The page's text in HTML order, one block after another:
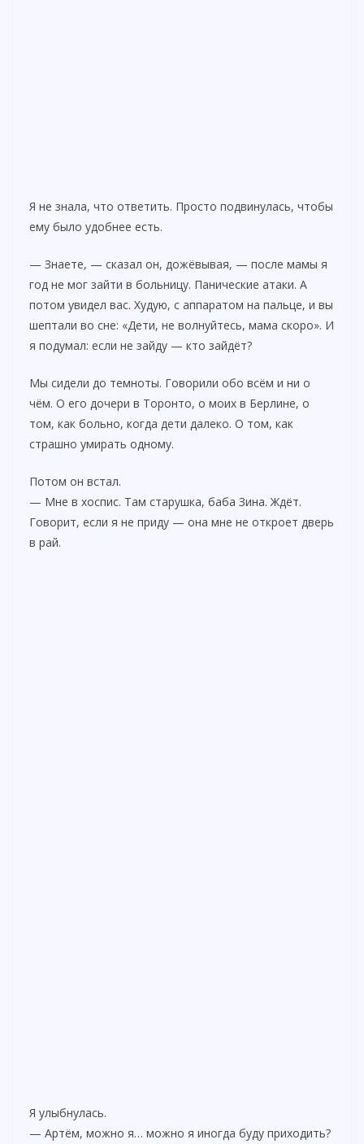
Я не знала, что ответить. Просто подвинулась, чтобы
ему было удобнее есть.
— Знаете, — сказал он, дожёвывая, — после мамы я
год не мог зайти в больницу. Панические атаки. А
потом увидел вас. Худую, с аппаратом на пальце, и вы
шептали во сне: «Дети, не волнуйтесь, мама скоро». И
я подумал: если не зайду — кто зайдёт?
Мы сидели до темноты. Говорили обо всём и ни о
чём. О его дочери в Торонто, о моих в Берлине, о
том, как больно, когда дети далеко. О том, как
страшно умирать одному.
Потом он встал.
— Мне в хоспис. Там старушка, баба Зина. Ждёт.
Говорит, если я не приду — она мне не откроет дверь
в рай.
Я улыбнулась.
— Артём, можно я… можно я иногда буду приходить?